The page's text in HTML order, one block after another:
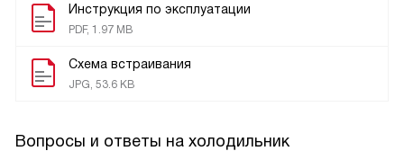
Инструкция по эксплуатации
PDF, 1.97 MB
Схема встраивания
JPG, 53.6 KB
Вопросы и ответы на холодильник